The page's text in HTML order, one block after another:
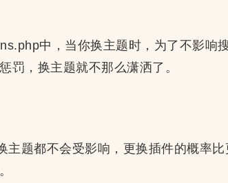
中，当你换主题时，为了不影响搜
罚，换主题就不那么潇洒了。
题都不会受影响，更换插件的概率比